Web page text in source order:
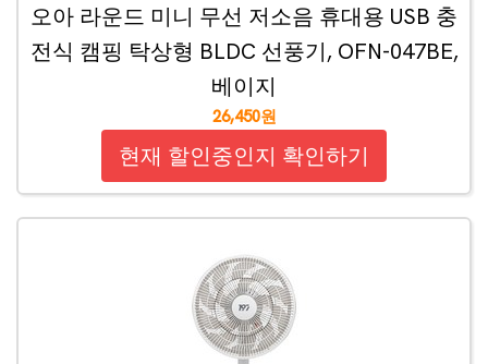
오아 라운드 미니 무선 저소음 휴대용 USB 충
전식 캠핑 탁상형 BLDC 선풍기, OFN-047BE,
베이지
26,450원
현재 할인중인지 확인하기